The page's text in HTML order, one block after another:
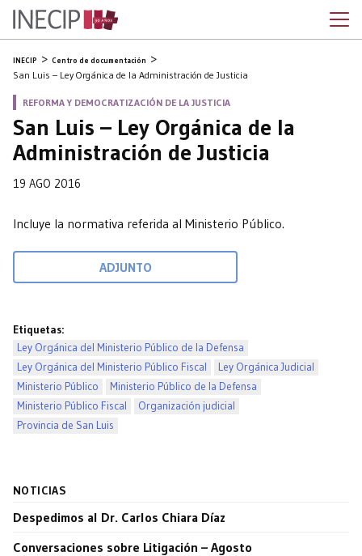
INECIP Centro de documentación
San Luis – Ley Orgánica de la Administración de Justicia
REFORMA Y DEMOCRATIZACIÓN DE LA JUSTICIA
San Luis – Ley Orgánica de la
Administración de Justicia
19 AGO 2016
Incluye la normativa referida al Ministerio Público.
ADJUNTO
Etiquetas:
Ley Orgánica del Ministerio Público de la Defensa
Ley Orgánica del Ministerio Público Fiscal
Ley Orgánica Judicial
Ministerio Público
Ministerio Público de la Defensa
Ministerio Público Fiscal
Organización judicial
Provincia de San Luis
NOTICIAS
Despedimos al Dr. Carlos Chiara Díaz
Conversaciones sobre Litigación – Agosto